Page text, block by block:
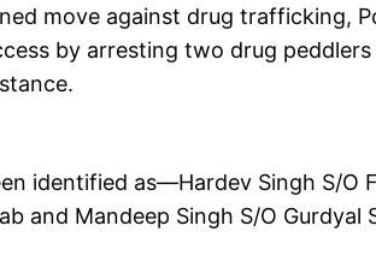
move against drug trafficking,
by arresting two drug
identified as—Hardev Singh S/O
and Mandeep Singh S/O